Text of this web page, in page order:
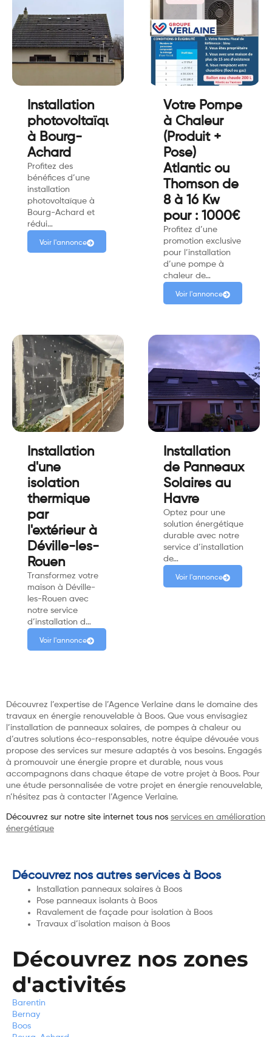
Installation
photovoltaïque
à Bourg-
Achard
Profitez des
bénéfices d’une
installation
photovoltaïque à
Bourg-Achard et
rédui…
Voir l'annonce
Votre Pompe
à Chaleur
(Produit +
Pose)
Atlantic ou
Thomson de
8 à 16 Kw
pour : 1000€
Profitez d’une
promotion exclusive
pour l’installation
d’une pompe à
chaleur de…
Voir l'annonce
Installation
d'une
isolation
thermique
par
l'extérieur à
Déville-les-
Rouen
Transformez votre
maison à Déville-
les-Rouen avec
notre service
d’installation d…
Voir l'annonce
Installation
de Panneaux
Solaires au
Havre
Optez pour une
solution énergétique
durable avec notre
service d’installation
de…
Voir l'annonce
Découvrez l’expertise de l’Agence Verlaine dans le domaine des
travaux en énergie renouvelable à Boos. Que vous envisagiez
l’installation de panneaux solaires, de pompes à chaleur ou
d’autres solutions éco-responsables, notre équipe dévouée vous
propose des services sur mesure adaptés à vos besoins. Engagés
à promouvoir une énergie propre et durable, nous vous
accompagnons dans chaque étape de votre projet à Boos. Pour
une étude personnalisée de votre projet en énergie renouvelable,
n’hésitez pas à contacter l’Agence Verlaine.
Découvrez sur notre site internet tous nos services en amélioration
énergétique
Découvrez nos autres services à Boos
Installation panneaux solaires à Boos
Pose panneaux isolants à Boos
Ravalement de façade pour isolation à Boos
Travaux d’isolation maison à Boos
Découvrez nos zones
d'activités
Barentin
Bernay
Boos